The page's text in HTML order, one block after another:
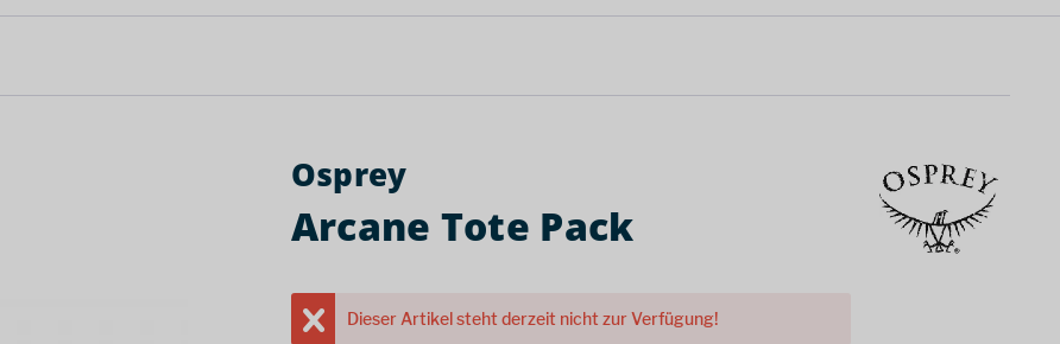
Osprey
Arcane Tote Pack
Dieser Artikel steht derzeit nicht zur Verfügung!